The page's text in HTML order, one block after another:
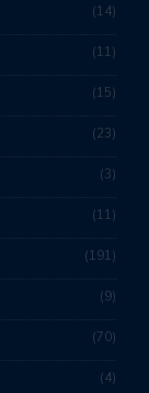
14
11
15
23
3
11
191
9
70
4